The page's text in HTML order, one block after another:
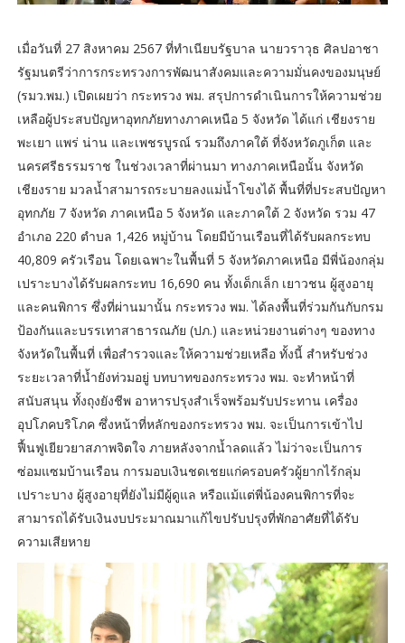
เมื่อวันที่ 27 สิงหาคม 2567 ที่ทำเนียบรัฐบาล นายวราวุธ ศิลปอาชา
รัฐมนตรีว่าการกระทรวงการพัฒนาสังคมและความมั่นคงของมนุษย์
(รมว.พม.) เปิดเผยว่า กระทรวง พม. สรุปการดำเนินการให้ความช่วย
เหลือผู้ประสบปัญหาอุทกภัยทางภาคเหนือ 5 จังหวัด ได้แก่ เชียงราย
พะเยา แพร่ น่าน และเพชรบูรณ์ รวมถึงภาคใต้ ที่จังหวัดภูเก็ต และ
นครศรีธรรมราช ในช่วงเวลาที่ผ่านมา ทางภาคเหนือนั้น จังหวัด
เชียงราย มวลน้ำสามารถระบายลงแม่น้ำโขงได้ พื้นที่ที่ประสบปัญหา
อุทกภัย 7 จังหวัด ภาคเหนือ 5 จังหวัด และภาคใต้ 2 จังหวัด รวม 47
อำเภอ 220 ตำบล 1,426 หมู่บ้าน โดยมีบ้านเรือนที่ได้รับผลกระทบ
40,809 ครัวเรือน โดยเฉพาะในพื้นที่ 5 จังหวัดภาคเหนือ มีพี่น้องกลุ่ม
เปราะบางได้รับผลกระทบ 16,690 คน ทั้งเด็กเล็ก เยาวชน ผู้สูงอายุ
และคนพิการ ซึ่งที่ผ่านมานั้น กระทรวง พม. ได้ลงพื้นที่ร่วมกันกับกรม
ป้องกันและบรรเทาสาธารณภัย (ปภ.) และหน่วยงานต่างๆ ของทาง
จังหวัดในพื้นที่ เพื่อสำรวจและให้ความช่วยเหลือ ทั้งนี้ สำหรับช่วง
ระยะเวลาที่น้ำยังท่วมอยู่ บทบาทของกระทรวง พม. จะทำหน้าที่
สนับสนุน ทั้งถุงยังชีพ อาหารปรุงสำเร็จพร้อมรับประทาน เครื่อง
อุปโภคบริโภค ซึ่งหน้าที่หลักของกระทรวง พม. จะเป็นการเข้าไป
ฟื้นฟูเยียวยาสภาพจิตใจ ภายหลังจากน้ำลดแล้ว ไม่ว่าจะเป็นการ
ซ่อมแซมบ้านเรือน การมอบเงินชดเชยแก่ครอบครัวผู้ยากไร้กลุ่ม
เปราะบาง ผู้สูงอายุที่ยังไม่มีผู้ดูแล หรือแม้แต่พี่น้องคนพิการที่จะ
สามารถได้รับเงินงบประมาณมาแก้ไขปรับปรุงที่พักอาศัยที่ได้รับ
ความเสียหาย